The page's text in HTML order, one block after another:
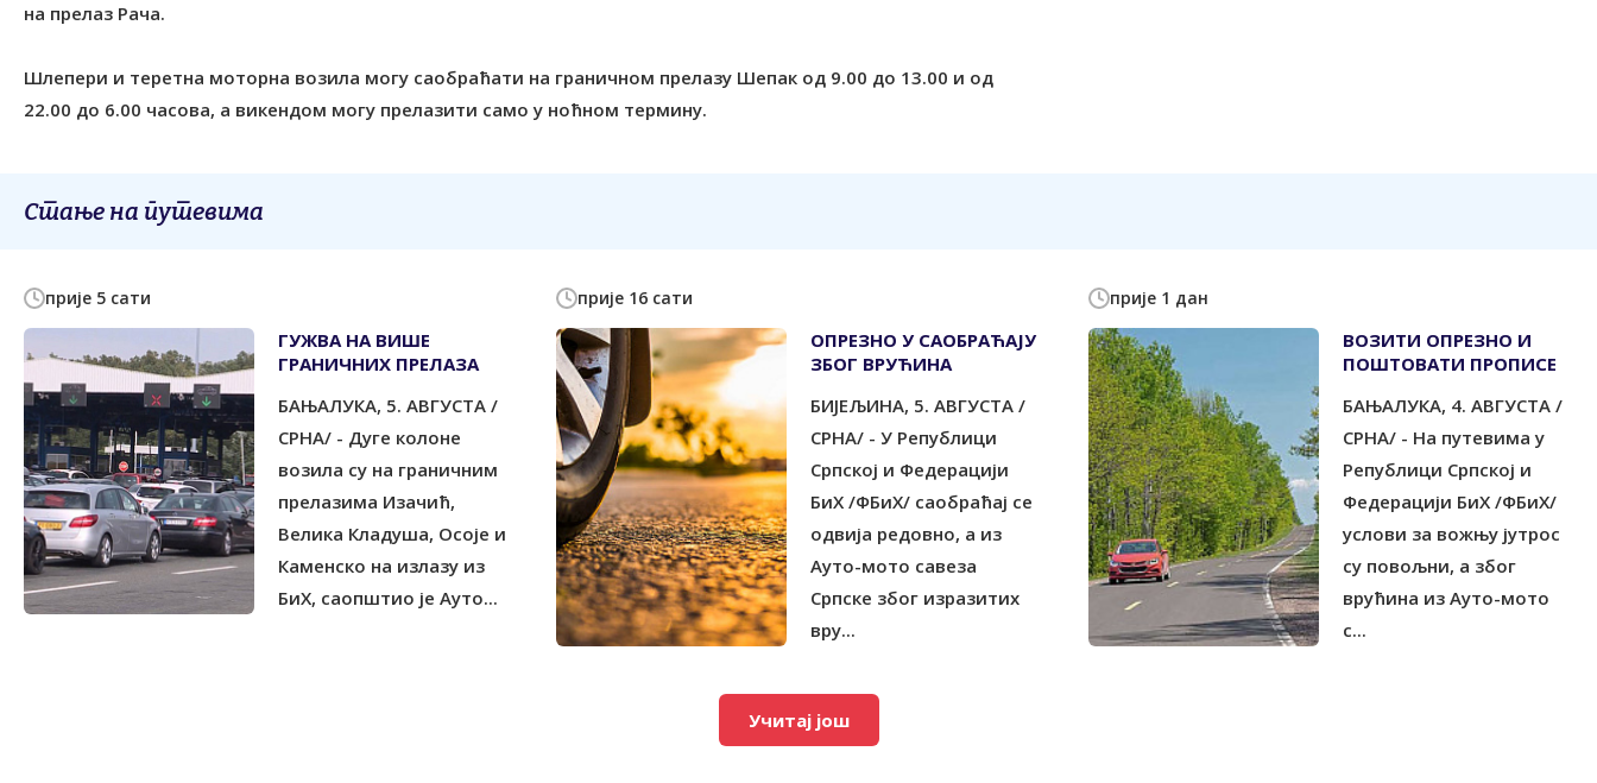
на прелаз Рача.
Шлепери и теретна моторна возила могу саобраћати на граничном прелазу Шепак од 9.00 до 13.00 и од
22.00 до 6.00 часова, а викендом могу прелазити само у ноћном термину.
Стање на путевима
прије 5 сати
ГУЖВА НА ВИШЕ
ГРАНИЧНИХ ПРЕЛАЗА
БАЊАЛУКА, 5. АВГУСТА /
СРНА/ - Дуге колоне
возила су на граничним
прелазима Изачић,
Велика Кладуша, Осоје и
Каменско на излазу из
БиХ, саопштио је Ауто...
прије 16 сати
ОПРЕЗНО У САОБРАЋАЈУ
ЗБОГ ВРУЋИНА
БИЈЕЉИНА, 5. АВГУСТА /
СРНА/ - У Републици
Српској и Федерацији
БиХ /ФБиХ/ саобраћај се
одвија редовно, а из
Ауто-мото савеза
Српске због изразитих
вру...
прије 1 дан
ВОЗИТИ ОПРЕЗНО И
ПОШТОВАТИ ПРОПИСЕ
БАЊАЛУКА, 4. АВГУСТА /
СРНА/ - На путевима у
Републици Српској и
Федерацији БиХ /ФБиХ/
услови за вожњу јутрос
су повољни, а због
врућина из Ауто-мото
с...
Учитај још